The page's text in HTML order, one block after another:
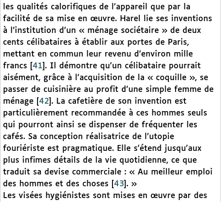
les qualités calorifiques de l’appareil que par la
facilité de sa mise en œuvre. Harel lie ses inventions
à l’institution d’un « ménage sociétaire » de deux
cents célibataires à établir aux portes de Paris,
mettant en commun leur revenu d’environ mille
francs
41 . Il démontre qu’un célibataire pourrait
aisément, grâce à l’acquisition de la « coquille », se
passer de cuisinière au profit d’une simple femme de
ménage
42 . La cafetière de son invention est
particulièrement recommandée à ces hommes seuls
qui pourront ainsi se dispenser de fréquenter les
cafés. Sa conception réalisatrice de l’utopie
fouriériste est pragmatique. Elle s’étend jusqu’aux
plus infimes détails de la vie quotidienne, ce que
traduit sa devise commerciale : « Au meilleur emploi
des hommes et des choses
43 . »
Les visées hygiénistes sont mises en œuvre par des